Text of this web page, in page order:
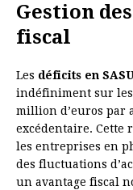
Gestion
fiscal
Les déficits en SASU
indéfiniment sur
million d’euros par
excédentaire. Cette
les entreprises en
des fluctuations
un avantage fiscal